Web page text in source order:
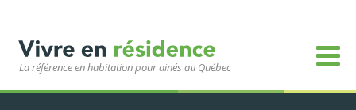
La référence en habitation pour ainés au Québec